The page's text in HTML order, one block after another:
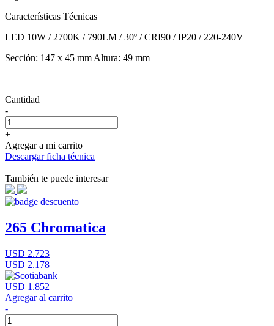
Características Técnicas
LED 10W / 2700K / 790LM / 30º / CRI90 / IP20 / 220-240V
Sección: 147 x 45 mm Altura: 49 mm
Cantidad
-
+
Agregar a mi carrito
Descargar ficha técnica
También te puede interesar
265 Chromatica
USD 2.723
USD 2.178
USD 1.852
Agregar al carrito
-